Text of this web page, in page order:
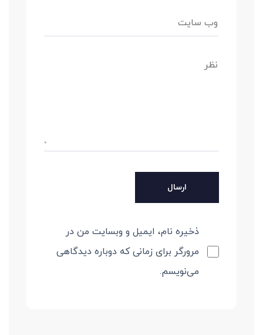
ذخیره نام، ایمیل و وبسایت من در
مرورگر برای زمانی که دوباره دیدگاهی
می‌نویسم.